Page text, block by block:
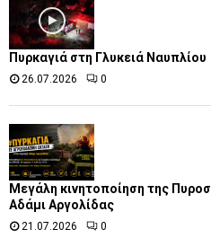
Πυρκαγιά στη Γλυκειά Ναυπλίου
26.07.2026 0
Μεγάλη κινητοποίηση της
Αδάμι Αργολίδας
21.07.2026 0